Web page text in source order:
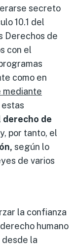
secreto
10.1 del
Derechos de
con el
como en
mediante
estas
derecho de
y, por tanto, el
según lo
de varios
la confianza
humano
la